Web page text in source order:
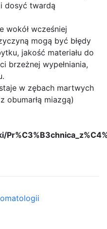
dosyć twardą
wokół wcześniej
mogą być błędy
jakość materiału do
brzeżnej wypełniania,
w zębach martwych
obumarłą miazgą)